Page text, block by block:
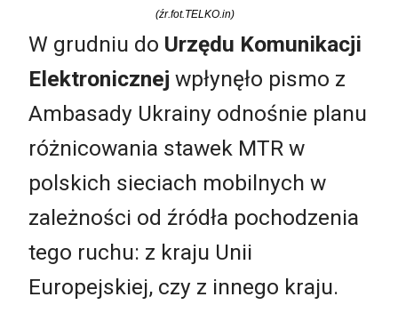
(źr.fot.TELKO.in)
W grudniu do Urzędu Komunikacji
Elektronicznej wpłynęło pismo z
Ambasady Ukrainy odnośnie planu
różnicowania stawek MTR w
polskich sieciach mobilnych w
zależności od źródła pochodzenia
tego ruchu: z kraju Unii
Europejskiej, czy z innego kraju.